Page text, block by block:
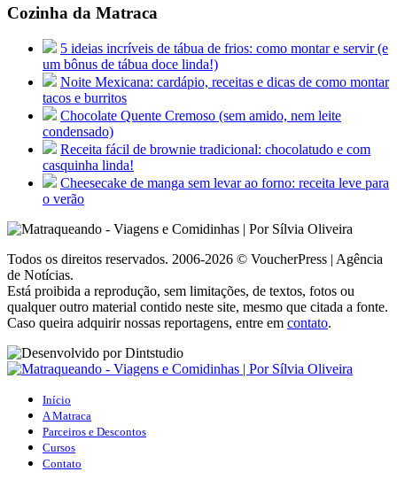
Cozinha da Matraca
5 ideias incríveis de tábua de frios: como montar e servir (e
um bônus de tábua doce linda!)
Noite Mexicana: cardápio, receitas e dicas de como montar
tacos e burritos
Chocolate Quente Cremoso (sem amido, nem leite
condensado)
Receita fácil de brownie tradicional: chocolatudo e com
casquinha linda!
Cheesecake de manga sem levar ao forno: receita leve para
o verão
Todos os direitos reservados. 2006-2026 © VoucherPress | Agência
de Notícias.
Está proibida a reprodução, sem limitações, de textos, fotos ou
qualquer outro material contido neste site, mesmo que citada a fonte.
Caso queira adquirir nossas reportagens, entre em contato.
Início
A Matraca
Parceiros e Descontos
Cursos
Contato